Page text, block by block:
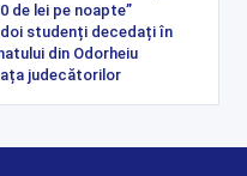
de lei pe noapte”
studenți decedați în
din Odorheiu
judecătorilor